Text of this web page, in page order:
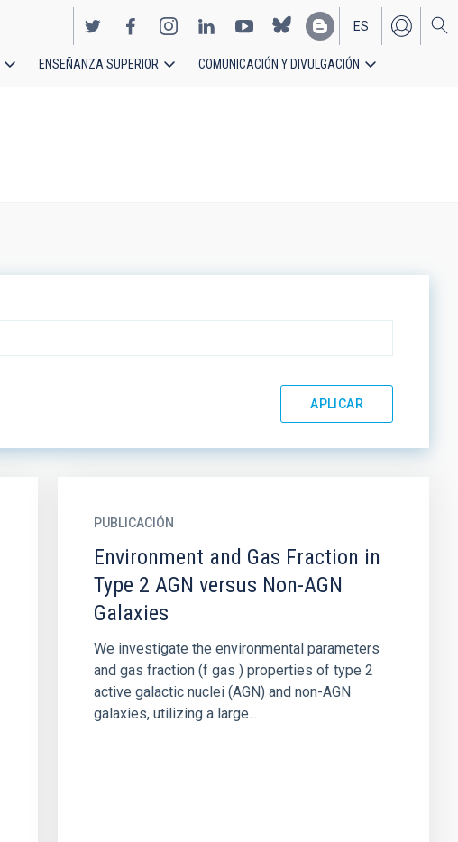
EN
ES
ENSEÑANZA SUPERIOR COMUNICACIÓN Y DIVULGACIÓN
PUBLICACIÓN
Environment and Gas Fraction in
Type 2 AGN versus Non-AGN
Galaxies
We investigate the environmental parameters
and gas fraction (f gas ) properties of type 2
active galactic nuclei (AGN) and non-AGN
galaxies, utilizing a large...